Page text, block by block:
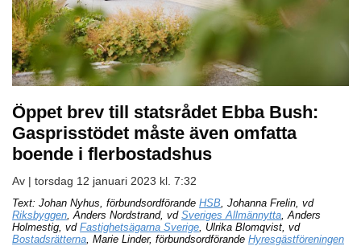
Öppet brev till statsrådet Ebba Bush:
Gasprisstödet måste även omfatta
boende i flerbostadshus
Av | torsdag 12 januari 2023 kl. 7:32
Text: Johan Nyhus, förbundsordförande HSB , Johanna Frelin, vd
Riksbyggen , Anders Nordstrand, vd Sveriges Allmännytta , Anders
Holmestig, vd Fastighetsägarna Sverige , Ulrika Blomqvist, vd
Bostadsrätterna , Marie Linder, förbundsordförande Hyresgästföreningen